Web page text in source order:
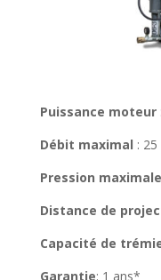
Puissance moteur
Débit maximal :
Pression maximale
Distance de
Capacité de
Garantie: 1 ans*